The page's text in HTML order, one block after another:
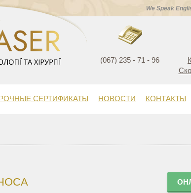
We Speak
(067) 235 - 71 - 96
СЕРТИФИКАТЫ НОВОСТИ КОНТАКТЫ